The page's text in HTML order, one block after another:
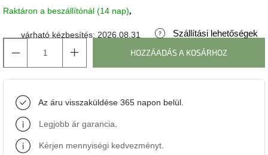
line
Tenzo
Ame
Yens
Raktáron a beszállítónál (14 nap)
várható kézbesítés: 2026.08.31
Szállítási lehetőségek
HOZZÁADÁS A KOSÁRHOZ
Az áru visszaküldése 365 napon belül.
Legjobb ár garancia
Kérjen mennyiségi kedvezményt